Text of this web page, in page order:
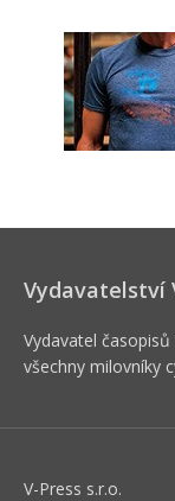
Vydavatelství
Vydavatel
všechny milovníky
V-Press s.r.o.